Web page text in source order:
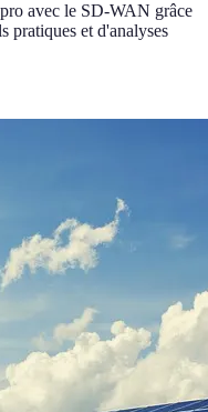
avec le SD-WAN grâce
pratiques et d'analyses